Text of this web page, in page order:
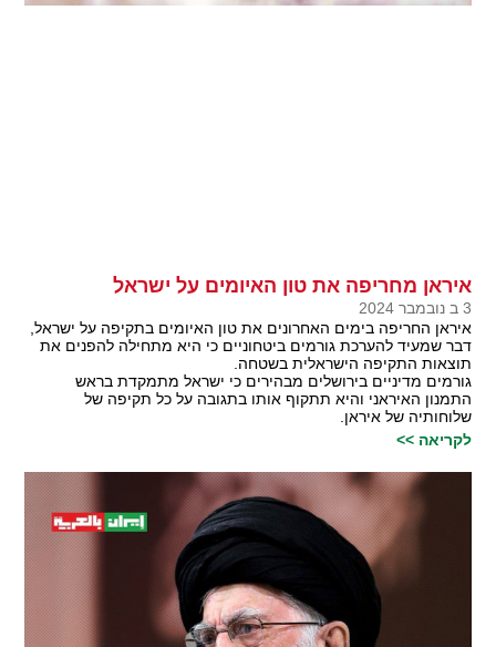
איראן מחריפה את טון האיומים על ישראל
3 ב נובמבר 2024
איראן החריפה בימים האחרונים את טון האיומים בתקיפה על ישראל,
דבר שמעיד להערכת גורמים ביטחוניים כי היא מתחילה להפנים את
תוצאות התקיפה הישראלית בשטחה.
גורמים מדיניים בירושלים מבהירים כי ישראל מתמקדת בראש
התמנון האיראני והיא תתקוף אותו בתגובה על כל תקיפה של
שלוחותיה של איראן.
לקריאה >>